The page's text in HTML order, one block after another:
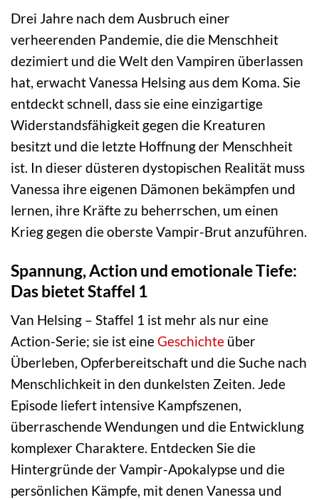
Drei Jahre nach dem Ausbruch einer
verheerenden Pandemie, die die Menschheit
dezimiert und die Welt den Vampiren überlassen
hat, erwacht Vanessa Helsing aus dem Koma. Sie
entdeckt schnell, dass sie eine einzigartige
Widerstandsfähigkeit gegen die Kreaturen
besitzt und die letzte Hoffnung der Menschheit
ist. In dieser düsteren dystopischen Realität muss
Vanessa ihre eigenen Dämonen bekämpfen und
lernen, ihre Kräfte zu beherrschen, um einen
Krieg gegen die oberste Vampir-Brut anzuführen.
Spannung, Action und emotionale Tiefe:
Das bietet Staffel 1
Van Helsing – Staffel 1 ist mehr als nur eine
Action-Serie; sie ist eineGeschichte über
Überleben, Opferbereitschaft und die Suche nach
Menschlichkeit in den dunkelsten Zeiten. Jede
Episode liefert intensive Kampfszenen,
überraschende Wendungen und die Entwicklung
komplexer Charaktere. Entdecken Sie die
Hintergründe der Vampir-Apokalypse und die
persönlichen Kämpfe, mit denen Vanessa und